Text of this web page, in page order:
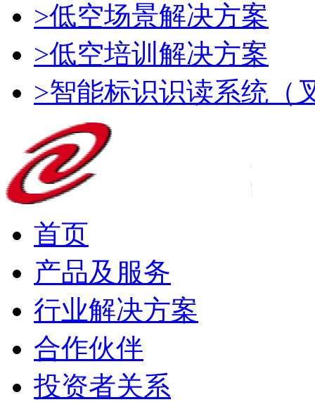
>低空场景解决方案
>低空培训解决方案
>智能标识识读系统（
首页
产品及服务
行业解决方案
合作伙伴
投资者关系